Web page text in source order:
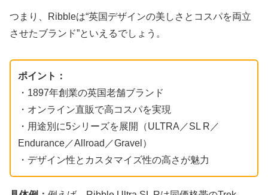
つまり、Ribbleは“英国デザインの美しさとコスパを両立
させたブランド”といえるでしょう。
ポイント：
・1897年創業の英国老舗ブランド
・オンライン直販で高コスパを実現
・用途別に5シリーズを展開（ULTRA／SL R／
Endurance／Allroad／Gravel）
・デザイン性とカスタマイズ性の高さが魅力